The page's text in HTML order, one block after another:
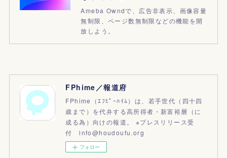
Ameba Owndで、広告非表示、画像容量
無制限、ページ数無制限などの機能を開
放しよう。
FPhime／報道府
FPhime（ｴﾌﾋﾟｰﾊｲﾑ）は、若手世代（四十四
歳まで）を代弁する高所得者・新富裕層（に
成る為）向けの報道。 ※プレスリリース受
付 info@houdoufu.org
フォロー